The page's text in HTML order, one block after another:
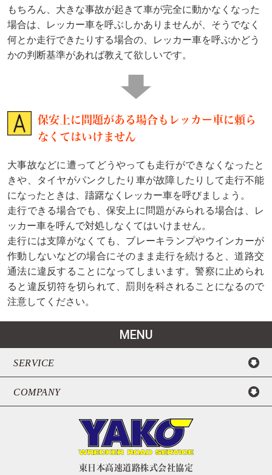
もちろん、大きな事故が起きて車が完全に動かなくなった
場合は、レッカー車を呼ぶしかありませんが、そうでなく
何とか走行できたりする場合の、レッカー車を呼ぶかどう
かの判断基準があれば教えて欲しいです。
保安上に問題がある場合もレッカー車に頼ら
なくてはいけません
大事故などに遭ってどうやっても走行ができなくなったと
きや、タイヤがパンクしたり車が故障したりして走行不能
になったときは、躊躇なくレッカー車を呼びましょう。
走行できる場合でも、保安上に問題がみられる場合は、レ
ッカー車を呼んで対処しなくてはいけません。
走行には支障がなくても、ブレーキランプやウインカーが
作動しないなどの場合にそのまま走行を続けると、道路交
通法に違反することになってしまいます。警察に止められ
ると違反切符を切られて、罰則を科されることになるので
注意してください。
MENU
SERVICE
COMPANY
東日本高速道路株式会社協定